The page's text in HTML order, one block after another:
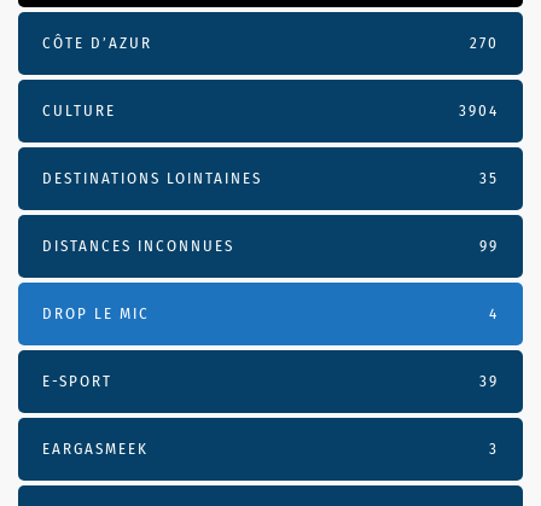
CÔTE D’AZUR 270
CULTURE 3904
DESTINATIONS LOINTAINES 35
DISTANCES INCONNUES 99
DROP LE MIC 4
E-SPORT 39
EARGASMEEK 3